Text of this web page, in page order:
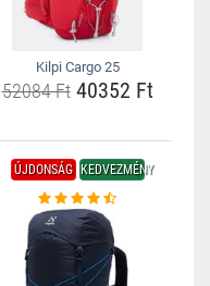
Kilpi Cargo 25
52084 Ft40352 Ft
ÚJDONSÁG KEDVEZMÉNY